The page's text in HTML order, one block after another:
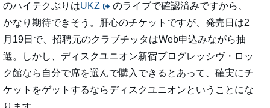
のハイテクぶりはUKZ
のライブで確認済みですから、
かなり期待できそう。肝心のチケットですが、発売日は2
月19日で、招聘元のクラブチッタはWeb申込みながら抽
選。しかし、ディスクユニオン新宿プログレッシヴ・ロッ
ク館なら自分で席を選んで購入できるとあって、確実にチ
ケットをゲットするならディスクユニオンということにな